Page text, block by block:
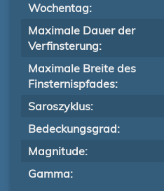
Wochentag:
Maximale Dauer der
Verfinsterung:
Maximale Breite des
Finsternispfades:
Saroszyklus:
Bedeckungsgrad:
Magnitude:
Gamma: